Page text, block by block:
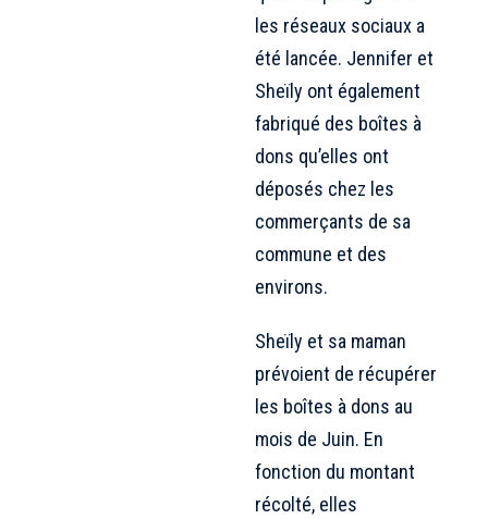
les réseaux sociaux a
été lancée. Jennifer et
Sheïly ont également
fabriqué des boîtes à
dons qu’elles ont
déposés chez les
commerçants de sa
commune et des
environs.
Sheïly et sa maman
prévoient de récupérer
les boîtes à dons au
mois de Juin. En
fonction du montant
récolté, elles